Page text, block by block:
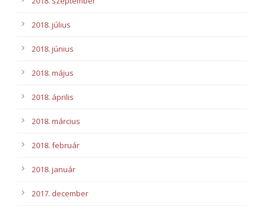
2018. július
2018. június
2018. május
2018. április
2018. március
2018. február
2018. január
2017. december